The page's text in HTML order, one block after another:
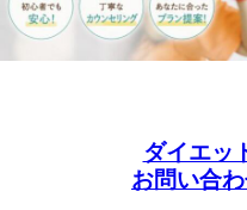
ダイエッ
お問い合